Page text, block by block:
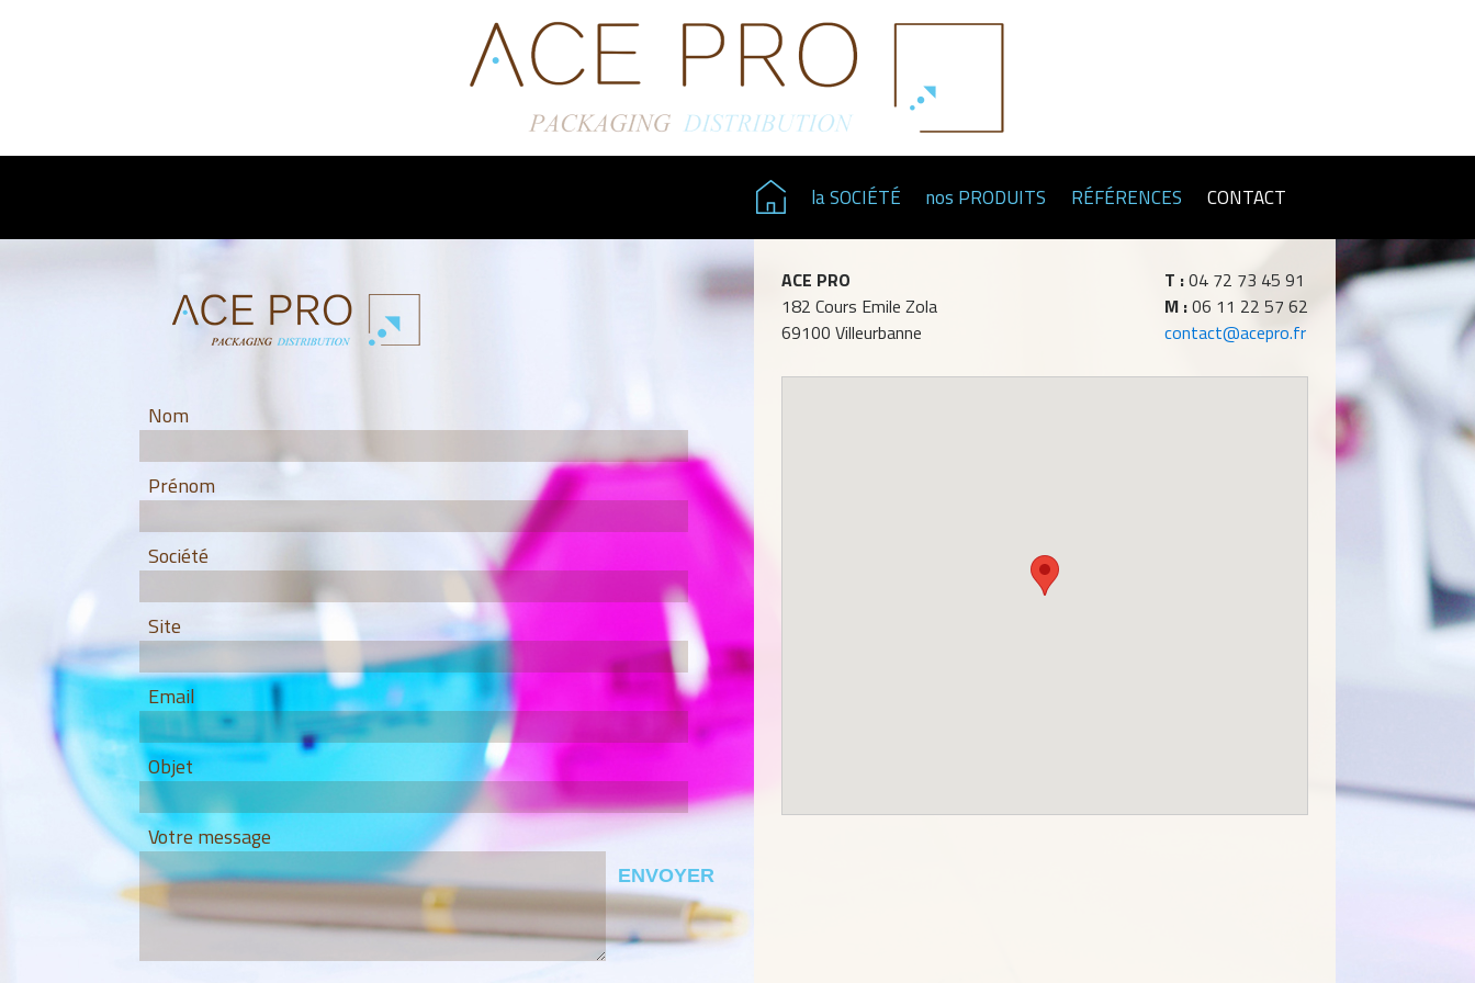
la SOCIÉTÉ nos PRODUITS RÉFÉRENCES CONTACT
Nom
Prénom
Société
Site
Email
Objet
Votre message
ACE PRO
182 Cours Emile Zola
69100 Villeurbanne
T :04 72 73 45 91
M :06 11 22 57 62
contact@acepro.fr